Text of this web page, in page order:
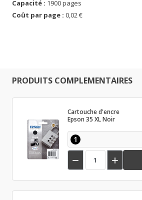
Capacité : 1900 pages
Coût par page : 0,02 €
PRODUITS COMPLEMENTAIRES
Cartouche d'encre
Epson 35 XL Noir
1
 